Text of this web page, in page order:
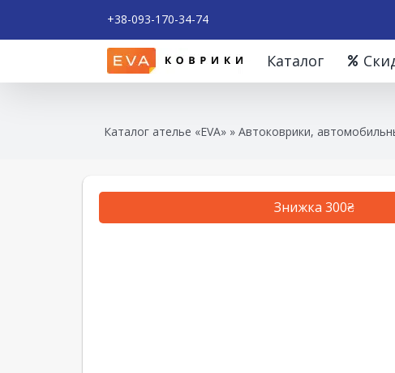
+38-093-170-34-74
Каталог
Каталог ателье «EVA» » Автоковрики,
Знижка 300₴